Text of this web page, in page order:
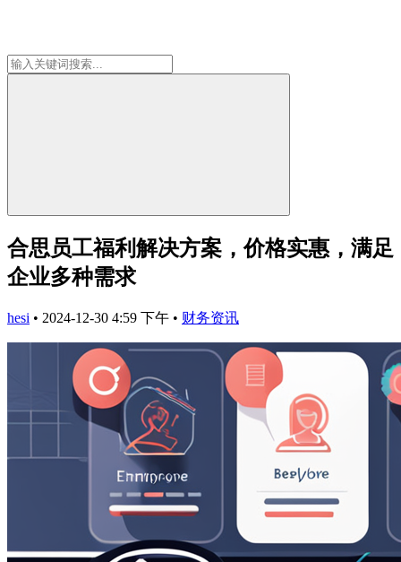
合思员工福利解决方案，价格实惠，满足
企业多种需求
hesi • 2024-12-30 4:59 下午 • 财务资讯